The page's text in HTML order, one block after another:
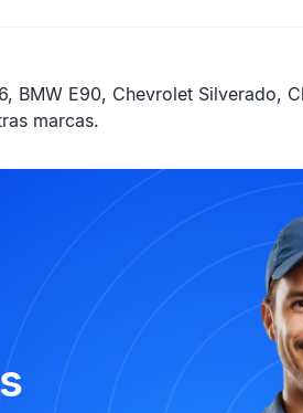
BMW E90, Chevrolet Silverado,
marcas.